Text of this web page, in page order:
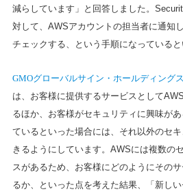
減らしています」と回答しました。
対して、AWSアカウントの担当者に通知
チェックする、という手順になっていると
GMOグローバルサイン・ホールディングス
は、お客様に提供するサービスとして
るほか、お客様がセキュリティに興味が
ているといった場合には、それ以外のセ
きるようにしています。AWSには複数の
スがあるため、お客様にどのようにその
るか、といった点を考えた結果、「新し